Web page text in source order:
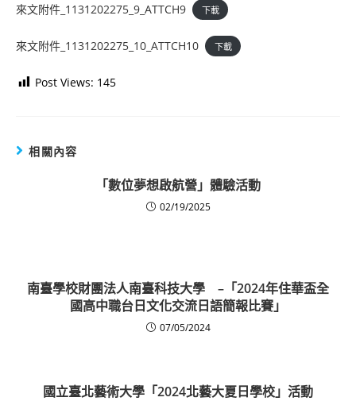
來文附件_1131202275_9_ATTCH9 下載
來文附件_1131202275_10_ATTCH10 下載
Post Views: 145
相關內容
「數位夢想啟航營」體驗活動
02/19/2025
南臺學校財團法人南臺科技大學 –「2024年住華盃全
國高中職台日文化交流日語簡報比賽」
07/05/2024
國立臺北藝術大學「2024北藝大夏日學校」活動